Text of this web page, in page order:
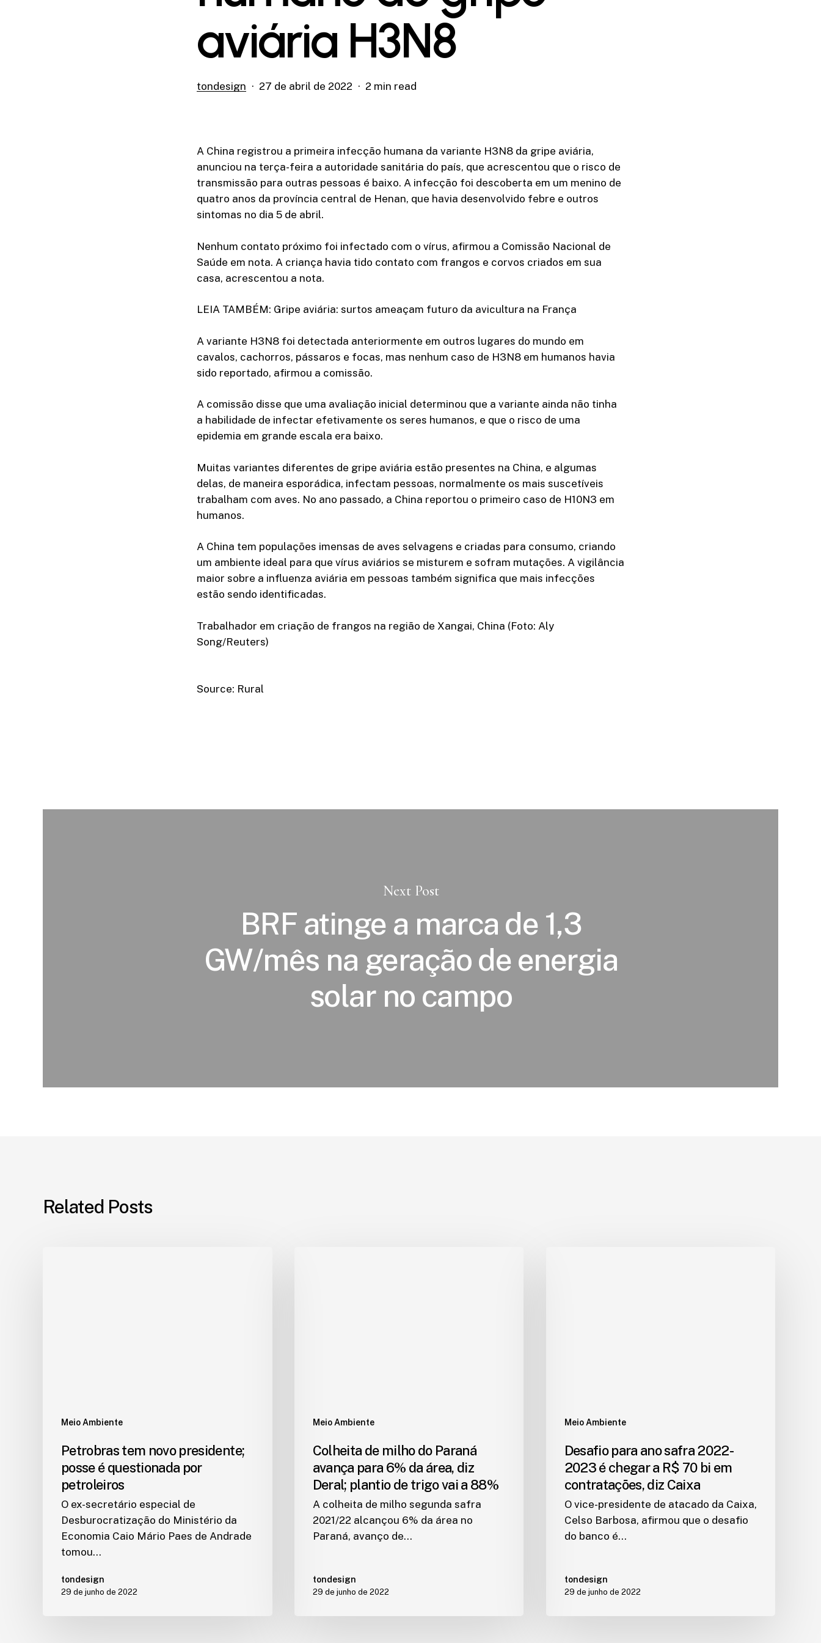
aviária H3N8
tondesign 27 de abril de 2022 2 min read
A China registrou a primeira infecção humana da variante H3N8 da gripe aviária,
anunciou na terça-feira a autoridade sanitária do país, que acrescentou que o risco de
transmissão para outras pessoas é baixo. A infecção foi descoberta em um menino de
quatro anos da província central de Henan, que havia desenvolvido febre e outros
sintomas no dia 5 de abril.
Nenhum contato próximo foi infectado com o vírus, afirmou a Comissão Nacional de
Saúde em nota. A criança havia tido contato com frangos e corvos criados em sua
casa, acrescentou a nota.
LEIA TAMBÉM: Gripe aviária: surtos ameaçam futuro da avicultura na França
A variante H3N8 foi detectada anteriormente em outros lugares do mundo em
cavalos, cachorros, pássaros e focas, mas nenhum caso de H3N8 em humanos havia
sido reportado, afirmou a comissão.
A comissão disse que uma avaliação inicial determinou que a variante ainda não tinha
a habilidade de infectar efetivamente os seres humanos, e que o risco de uma
epidemia em grande escala era baixo.
Muitas variantes diferentes de gripe aviária estão presentes na China, e algumas
delas, de maneira esporádica, infectam pessoas, normalmente os mais suscetíveis
trabalham com aves. No ano passado, a China reportou o primeiro caso de H10N3 em
humanos.
A China tem populações imensas de aves selvagens e criadas para consumo, criando
um ambiente ideal para que vírus aviários se misturem e sofram mutações. A vigilância
maior sobre a influenza aviária em pessoas também significa que mais infecções
estão sendo identificadas.
Trabalhador em criação de frangos na região de Xangai, China (Foto: Aly
Song/Reuters)
Source: Rural
Next Post
BRF atinge a marca de 1,3
GW/mês na geração de energia
solar no campo
Related Posts
Meio Ambiente
Petrobras tem novo presidente;
posse é questionada por
petroleiros
O ex-secretário especial de
Desburocratização do Ministério da
Economia Caio Mário Paes de Andrade
tomou…
tondesign
29 de junho de 2022
Meio Ambiente
Colheita de milho do Paraná
avança para 6% da área, diz
Deral; plantio de trigo vai a 88%
A colheita de milho segunda safra
2021/22 alcançou 6% da área no
Paraná, avanço de…
tondesign
29 de junho de 2022
Meio Ambiente
Desafio para ano safra 2022-
2023 é chegar a R$ 70 bi em
contratações, diz Caixa
O vice-presidente de atacado da Caixa,
Celso Barbosa, afirmou que o desafio
do banco é…
tondesign
29 de junho de 2022